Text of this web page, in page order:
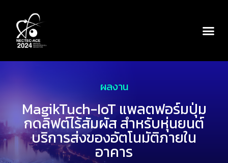
ผลงาน
MagikTuch-IoT แพลตฟอร์มปุ่ม
กดลิฟต์ไร้สัมผัส สำหรับหุ่นยนต์
บริการส่งของอัตโนมัติภายใน
อาคาร